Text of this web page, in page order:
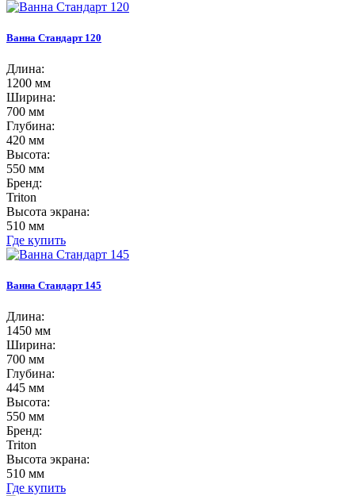
Ванна Стандарт 120
Длина:
1200 мм
Ширина:
700 мм
Глубина:
420 мм
Высота:
550 мм
Бренд:
Triton
Высота экрана:
510 мм
Где купить
Ванна Стандарт 145
Длина:
1450 мм
Ширина:
700 мм
Глубина:
445 мм
Высота:
550 мм
Бренд:
Triton
Высота экрана:
510 мм
Где купить